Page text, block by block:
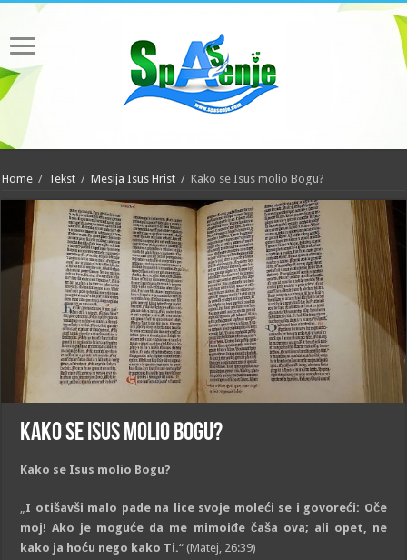
Home / Tekst / Mesija Isus Hrist / Kako se Isus molio Bogu?
Kako se Isus molio Bogu?
Kako se Isus molio Bogu?
I otišavši malo pade na lice svoje moleći se i govoreći: Oče
moj! Ako je moguće da me mimoiđe čaša ova; ali opet, ne
kako ja hoću nego kako Ti.“ (Matej, 26:39)